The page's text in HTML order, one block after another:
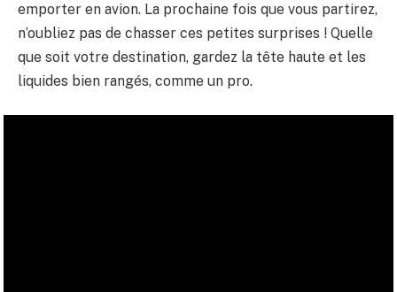
emporter en avion. La prochaine fois que vous partirez,
n’oubliez pas de chasser ces petites surprises ! Quelle
que soit votre destination, gardez la tête haute et les
liquides bien rangés, comme un pro.